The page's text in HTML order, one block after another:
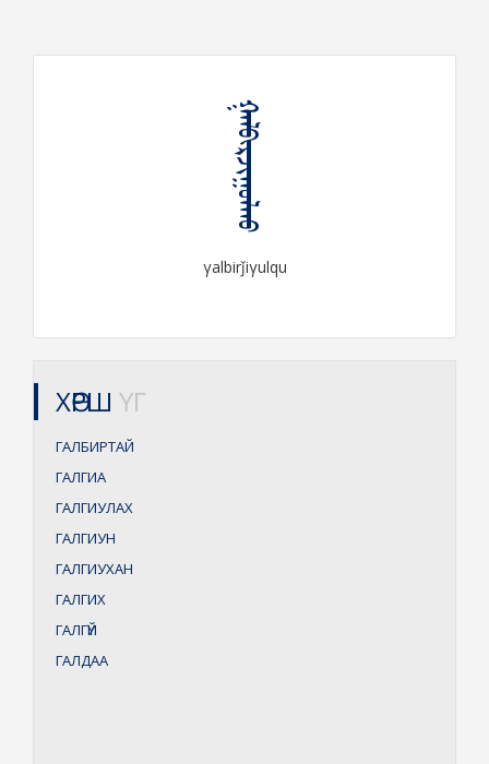
ᠭᠠᠯᠪᠢᠷᠵᠢᠭᠤᠯᠬᠤ
γalbirǰiγulqu
ХӨРШ ҮГ
ГАЛБИРТАЙ
ГАЛГИА
ГАЛГИУЛАХ
ГАЛГИУН
ГАЛГИУХАН
ГАЛГИХ
ГАЛГҮЙ
ГАЛДАА